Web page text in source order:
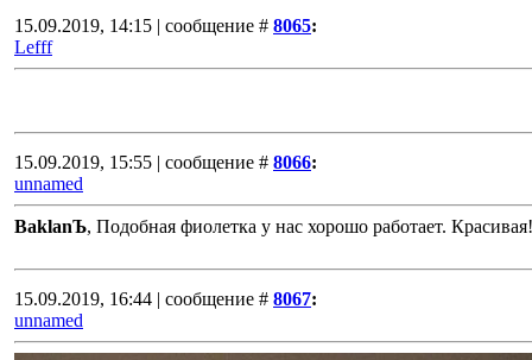
15.09.2019, 14:15 | сообщение # 8065:
Lefff
15.09.2019, 15:55 | сообщение # 8066:
unnamed
BaklanЪ, Подобная фиолетка у нас хорошо работает. Красивая!
15.09.2019, 16:44 | сообщение # 8067:
unnamed